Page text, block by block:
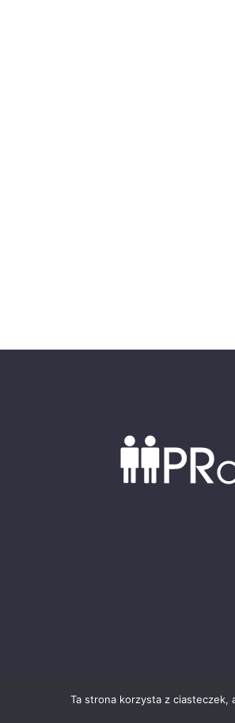
© 2024 PRoto.pl
Ta strona korzysta z ciasteczek,